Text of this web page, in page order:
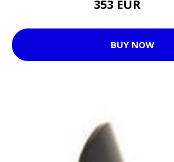
353 EUR
BUY NOW